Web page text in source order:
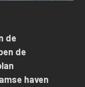
de
de
haven